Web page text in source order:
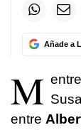
Añade a
M
entre